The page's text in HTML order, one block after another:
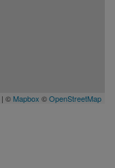
| © Mapbox ©OpenStreetMap